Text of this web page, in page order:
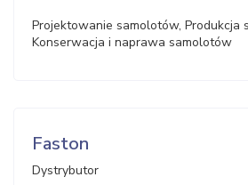
Projektowanie samolotów, Produkcja
Konserwacja i naprawa samolotów
Faston
Dystrybutor